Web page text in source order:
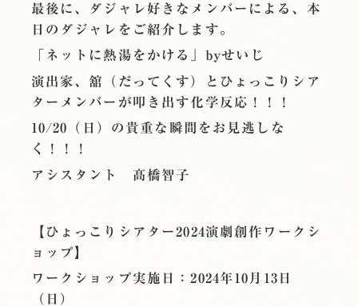
最後に、ダジャレ好きなメンバーによる、本
日のダジャレをご紹介します。
「ネットに熱湯をかける」byせいじ
演出家、舘（だってくす）とひょっこりシア
ターメンバーが叩き出す化学反応！！！
10/20（日）の貴重な瞬間をお見逃しな
く！！！
アシスタント 髙橋智子
【ひょっこりシアター2024演劇創作ワークシ
ョップ】
ワークショップ実施日：2024年10月13日
（日）